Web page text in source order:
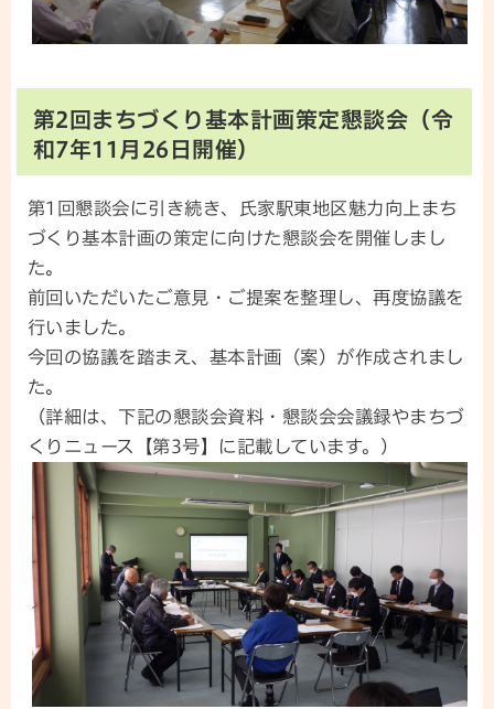
第2回まちづくり基本計画策定懇談会（令
和7年11月26日開催）
第1回懇談会に引き続き、氏家駅東地区魅力向上まち
づくり基本計画の策定に向けた懇談会を開催しまし
た。
前回いただいたご意見・ご提案を整理し、再度協議を
行いました。
今回の協議を踏まえ、基本計画（案）が作成されまし
た。
（詳細は、下記の懇談会資料・懇談会会議録やまちづ
くりニュース【第3号】に記載しています。）